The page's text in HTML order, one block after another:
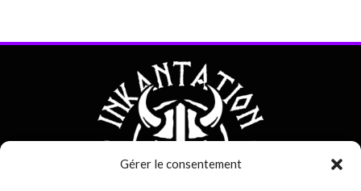
Gérer le consentement